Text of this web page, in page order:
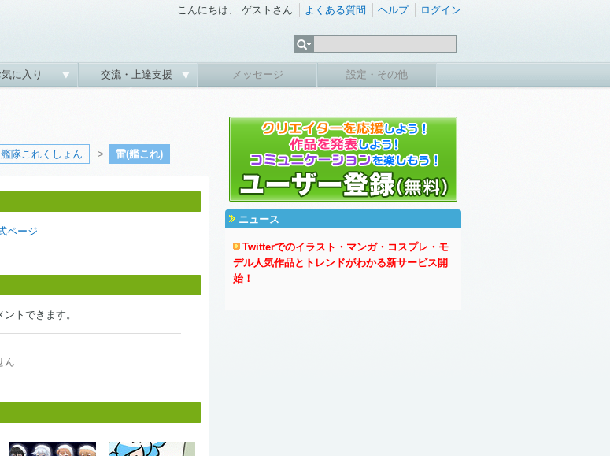
こんにちは、 ゲストさん よくある質問 ヘルプ ログイン
に入り 交流・上達支援 メッセージ 設定・その他
艦隊これくしょん > 雷(艦これ)
ページ
トできます。
ん
ニュース
Twitterでのイラスト・マンガ・コスプレ・モ
デル人気作品とトレンドがわかる新サービス開
始！